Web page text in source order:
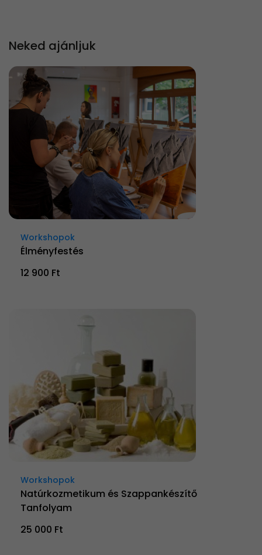
Neked ajánljuk
Workshopok
Élményfestés
12 900 Ft
Workshopok
Natúrkozmetikum és Szappankészítő
Tanfolyam
25 000 Ft